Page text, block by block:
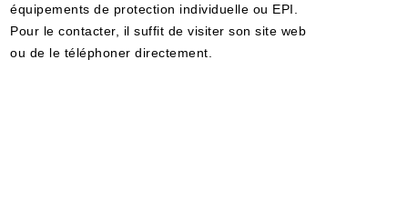
équipements de protection individuelle ou EPI.
Pour le contacter, il suffit de visiter son site web
ou de le téléphoner directement.